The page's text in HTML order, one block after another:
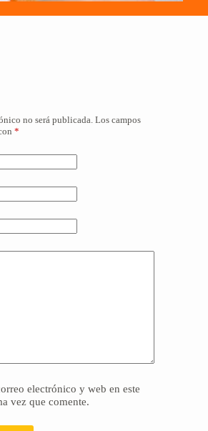
no será publicada. Los campos
*
electrónico y web en este
vez que comente.